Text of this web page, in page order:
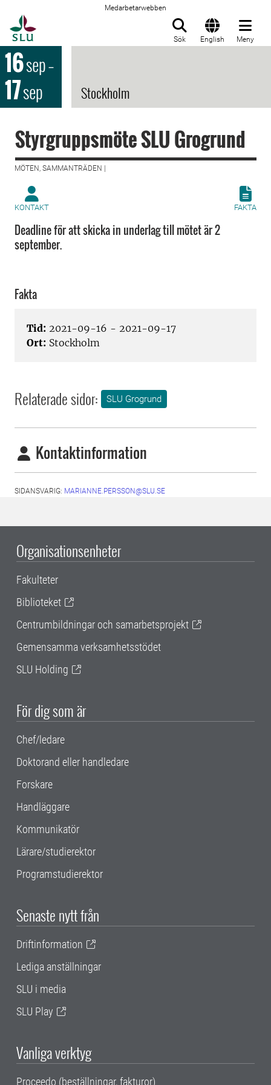
Medarbetarwebben
Sök English Meny
16sep–
17sep Stockholm
Styrgruppsmöte SLU Grogrund
MÖTEN, SAMMANTRÄDEN |
KONTAKT FAKTA
Deadline för att skicka in underlag till mötet är 2
september.
Fakta
Tid: 2021-09-16 - 2021-09-17
Ort: Stockholm
Relaterade sidor: SLU Grogrund
Kontaktinformation
SIDANSVARIG: MARIANNE.PERSSON@SLU.SE
Organisationsenheter
Fakulteter
Biblioteket
Centrumbildningar och samarbetsprojekt
Gemensamma verksamhetsstödet
SLU Holding
För dig som är
Chef/ledare
Doktorand eller handledare
Forskare
Handläggare
Kommunikatör
Lärare/studierektor
Programstudierektor
Senaste nytt från
Driftinformation
Lediga anställningar
SLU i media
SLU Play
Vanliga verktyg
Proceedo (beställningar, fakturor)